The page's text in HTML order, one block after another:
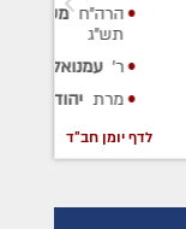
ע״ה-
- תש"פ
- תשפ"ב
לדף יומן חב"ד